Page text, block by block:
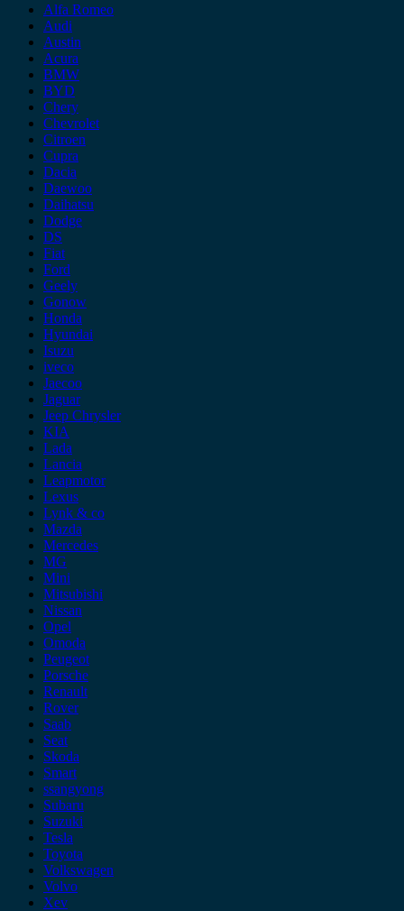
Alfa Romeo
Audi
Austin
Acura
BMW
BYD
Chery
Chevrolet
Citroen
Cupra
Dacia
Daewoo
Daihatsu
Dodge
DS
Fiat
Ford
Geely
Gonow
Honda
Hyundai
Isuzu
iveco
Jaecoo
Jaguar
Jeep Chrysler
KIA
Lada
Lancia
Leapmotor
Lexus
Lynk & co
Mazda
Mercedes
MG
Mini
Mitsubishi
Nissan
Opel
Omoda
Peugeot
Porsche
Renault
Rover
Saab
Seat
Skoda
Smart
ssangyong
Subaru
Suzuki
Tesla
Toyota
Volkswagen
Volvo
Xev